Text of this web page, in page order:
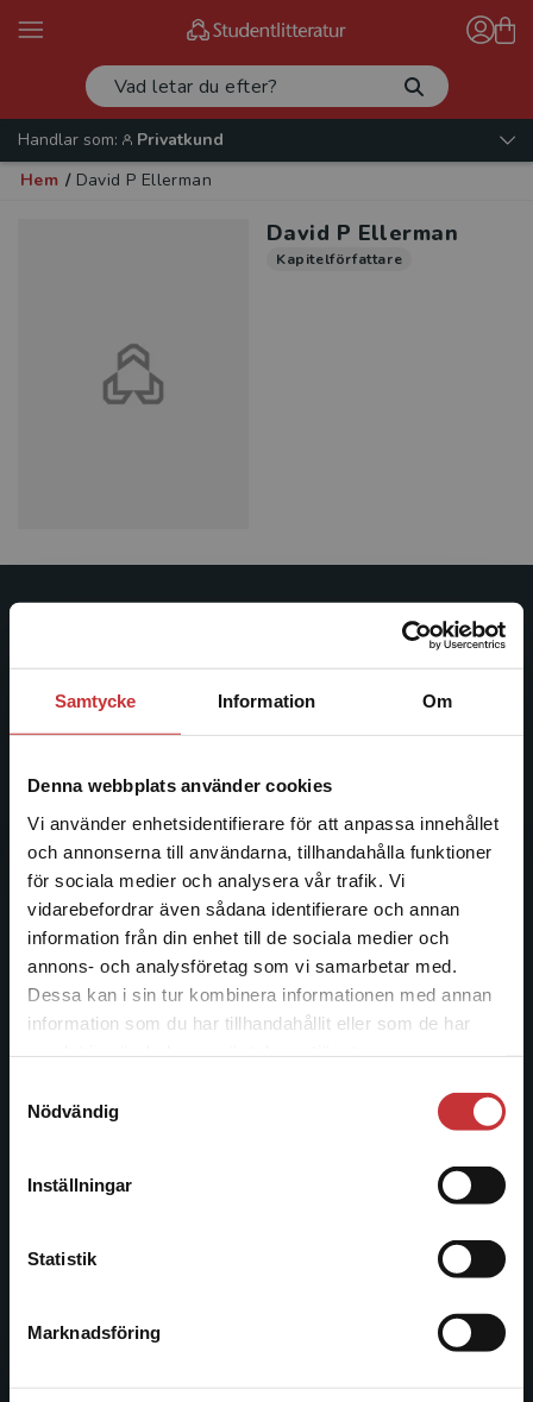
Samtycke Information Om
Denna webbplats använder cookies
Vi använder enhetsidentifierare för att anpassa innehållet
och annonserna till användarna, tillhandahålla funktioner
för sociala medier och analysera vår trafik. Vi
vidarebefordrar även sådana identifierare och annan
information från din enhet till de sociala medier och
annons- och analysföretag som vi samarbetar med.
Dessa kan i sin tur kombinera informationen med annan
information som du har tillhandahållit eller som de har
Nödvändig
Inställningar
Statistik
Marknadsföring
Begränsad fraktregion
Det verkar som att du besöker
studentlitteratur.se via en enhet utanför Sverige.
Vi erbjuder inte leveranser utanför Sverige. För
att kunna slutföra ett köp måste
Handlar som:
Privatkund
Hem / David P Ellerman
David P Ellerman
Kapitelförfattare
ledande utbildningsförlag. Med läromedel, kurslitteratur,
facklitteratur, utbildningar och digitala
längs hela kunskapsresan.
Kontakta oss
Kontakta oss
046-31 20 00
Postadress:
Box 141
221 00 Lund
Besöksadress:
Kundservice
046-31 21 00